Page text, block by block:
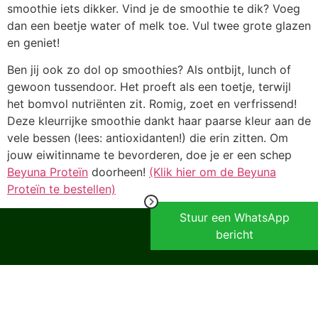
smoothie iets dikker. Vind je de smoothie te dik? Voeg
dan een beetje water of melk toe. Vul twee grote glazen
en geniet!
Ben jij ook zo dol op smoothies? Als ontbijt, lunch of
gewoon tussendoor. Het proeft als een toetje, terwijl
het bomvol nutriënten zit. Romig, zoet en verfrissend!
Deze kleurrijke smoothie dankt haar paarse kleur aan de
vele bessen (lees: antioxidanten!) die erin zitten. Om
jouw eiwitinname te bevorderen, doe je er een schep
Beyuna Proteïn doorheen! (Klik hier om de Beyuna
Proteïn te bestellen)
Stuur een WhatsApp
bericht